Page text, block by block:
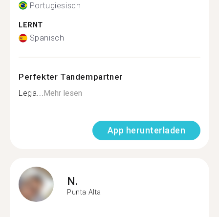
Portugiesisch
LERNT
Spanisch
Perfekter Tandempartner
Lega...Mehr lesen
App herunterladen
N.
Punta Alta